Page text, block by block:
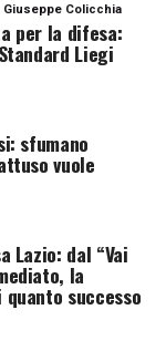
Giuseppe Colicchia
per la difesa:
Liegi
sfumano
vuole
Lazio: dal “Vai
la
successo